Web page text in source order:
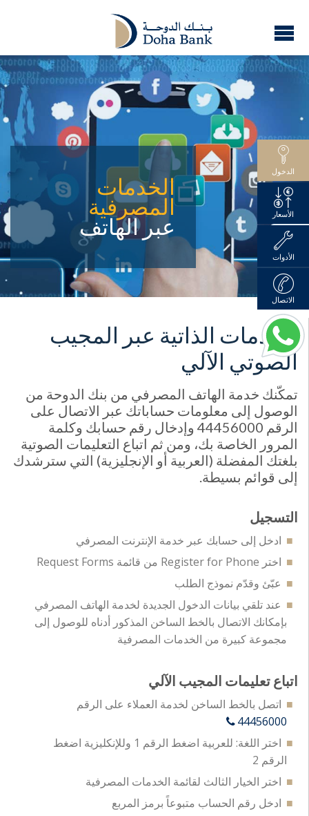
الخدمات
المصرفية
عبر الهاتف
الخدمات الذاتية عبر المجيب
الصوتي الآلي
تمكّنك خدمة الهاتف المصرفي من بنك الدوحة من
الوصول إلى معلومات حساباتك عبر الاتصال على
الرقم 44456000 وإدخال رقم حسابك وكلمة
المرور الخاصة بك، ومن ثم اتباع التعليمات الصوتية
بلغتك المفضلة (العربية أو الإنجليزية) التي سترشدك
إلى قوائم بسيطة.
التسجيل
ادخل إلى حسابك عبر خدمة الإنترنت المصرفي
اختر Register for Phone من قائمة Request Forms
عبّئ وقدّم نموذج الطلب
عند تلقي بيانات الدخول الجديدة لخدمة الهاتف المصرفي
بإمكانك الاتصال بالخط الساخن المذكور أدناه للوصول إلى
مجموعة كبيرة من الخدمات المصرفية
اتباع تعليمات المجيب الآلي
اتصل بالخط الساخن لخدمة العملاء على الرقم
44456000
اختر اللغة: للعربية اضغط الرقم 1 وللإنكليزية اضغط
الرقم 2
اختر الخيار الثالث لقائمة الخدمات المصرفية
ادخل رقم الحساب متبوعاً برمز المربع
الدخول
الأسعار
الأدوات
الاتصال